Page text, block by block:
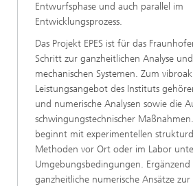
Entwurfsphase und auch parallel im
Entwicklungsprozess.
Das Projekt EPES ist für das
Schritt zur ganzheitlichen Analyse
mechanischen Systemen. Zum
Leistungsangebot des Instituts
und numerische Analysen sowie die
schwingungstechnischer
beginnt mit experimentellen
Methoden vor Ort oder im Labor
Umgebungsbedingungen.
ganzheitliche numerische Ansätze